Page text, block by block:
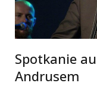
Spotkanie
Andrusem